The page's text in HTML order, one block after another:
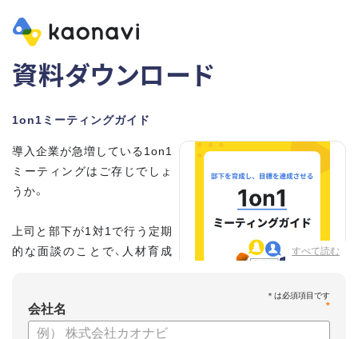
資料ダウンロード
1on1ミーティングガイド
すべて読む
導入企業が急増している1on1
ミーティングはご存じでしょ
うか。
上司と部下が1対1で行う定期
的な面談のことで、人材育成
こちらの資料では、
*
会社名